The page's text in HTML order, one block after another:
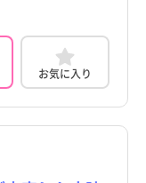
お気に入り